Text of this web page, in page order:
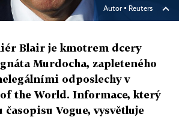
Autor ▪ Reuters
Blair je kmotrem dcery
Murdocha, zapleteného
odposlechy v
the World. Informace, který
časopisu Vogue, vysvětluje